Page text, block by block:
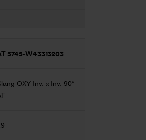
5745-W43313203
OXY Inv. x Inv. 90°